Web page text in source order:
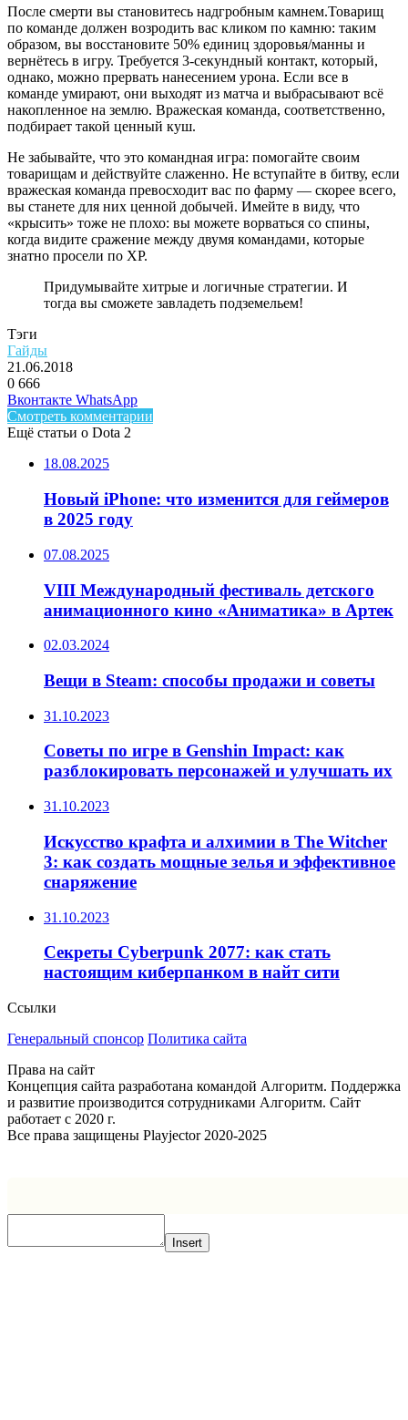
После смерти вы становитесь надгробным камнем.Товарищ
по команде должен возродить вас кликом по камню: таким
образом, вы восстановите 50% единиц здоровья/манны и
вернётесь в игру. Требуется 3-секундный контакт, который,
однако, можно прервать нанесением урона. Если все в
команде умирают, они выходят из матча и выбрасывают всё
накопленное на землю. Вражеская команда, соответственно,
подбирает такой ценный куш.
Не забывайте, что это командная игра: помогайте своим
товарищам и действуйте слаженно. Не вступайте в битву, если
вражеская команда превосходит вас по фарму — скорее всего,
вы станете для них ценной добычей. Имейте в виду, что
«крысить» тоже не плохо: вы можете ворваться со спины,
когда видите сражение между двумя командами, которые
знатно просели по XP.
Придумывайте хитрые и логичные стратегии. И
тогда вы сможете завладеть подземельем!
Тэги
Гайды
21.06.2018
0 666
Facebook
Twitter
LinkedIn
Вконтакте WhatsAppTelegram
Смотреть комментарии
Ещё статьи о Dota 2
18.08.2025
Новый iPhone: что изменится для геймеров
в 2025 году
07.08.2025
VIII Международный фестиваль детского
анимационного кино «Аниматика» в Артек
02.03.2024
Вещи в Steam: способы продажи и советы
31.10.2023
Советы по игре в Genshin Impact: как
разблокировать персонажей и улучшать их
31.10.2023
Искусство крафта и алхимии в The Witcher
3: как создать мощные зелья и эффективное
снаряжение
31.10.2023
Секреты Cyberpunk 2077: как стать
настоящим киберпанком в найт сити
Ссылки
Генеральный спонсор Политика сайта
Права на сайт
Концепция сайта разработана командой Алгоритм. Поддержка
и развитие производится сотрудниками Алгоритм. Сайт
работает с 2020 г.
Все права защищены Playjector 2020-2025
Insert